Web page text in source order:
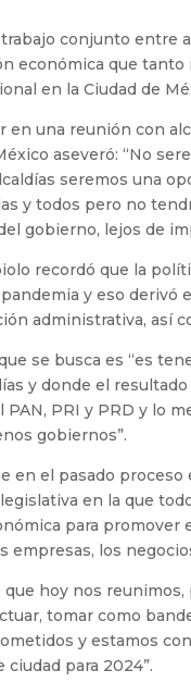
conjunto entre
económica que
en la Ciudad de
en una reunión con
aseveró: “No
seremos una
y todos pero no
gobierno, lejos de
recordó que la
y eso derivó
administrativa, así
se busca es “es
y donde el
PAN, PRI y PRD y lo
gobiernos”.
en el pasado
en la que
para promover
empresas, los
que hoy nos
tomar como
y estamos
ciudad para 2024”.